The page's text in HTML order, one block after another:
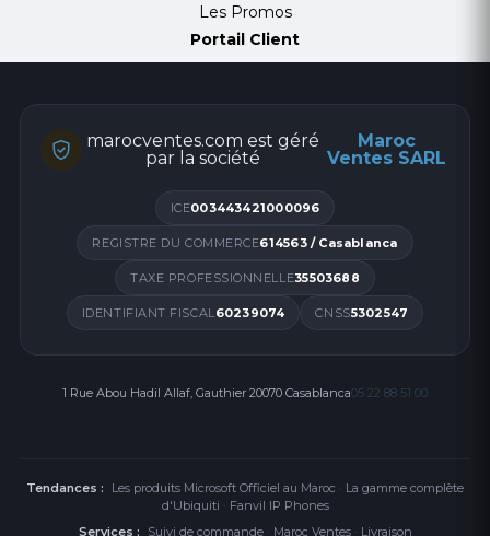
Les Promos
Portail Client
marocventes.com est géré
par la société
Maroc
Ventes SARL
ICE003443421000096
REGISTRE DU COMMERCE614563 / Casablanca
TAXE PROFESSIONNELLE35503688
IDENTIFIANT FISCAL60239074 CNSS5302547
1 Rue Abou Hadil Allaf, Gauthier 20070 Casablanca05 22 88 51 00
Tendances : Les produits Microsoft Officiel au Maroc · La gamme complète
d'Ubiquiti · Fanvil IP Phones
Services :
Suivi de commande· Maroc Ventes· Livraison